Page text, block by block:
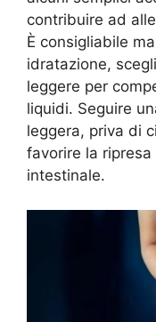
contribuire ad
È consigliabile
idratazione,
leggere per
liquidi. Seguire
leggera, priva di
favorire la
intestinale.